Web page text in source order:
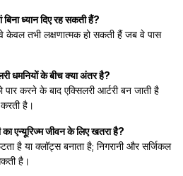
ध्यान दिए रह सकती हैं?
तभी लक्षणात्मक हो सकती हैं जब वे पास
धमनियों के बीच क्या अंतर है?
करने के बाद एक्सिलरी आर्टरी बन जाती है
है।
एन्यूरिज्म जीवन के लिए खतरा है?
है या क्लॉट्स बनाता है; निगरानी और सर्जिकल
है।